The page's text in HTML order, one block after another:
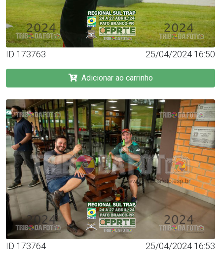
ID 173763 25/04/2024 16:50
Adicionar ao carrinho
ID 173764 25/04/2024 16:53